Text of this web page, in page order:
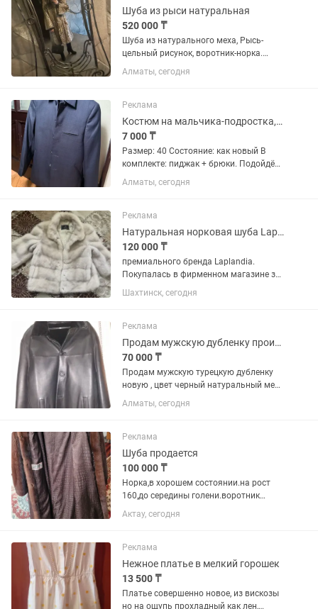
Шуба из рыси натуральная
520 000 ₸
Шуба из натурального меха, Рысь-
цельный рисунок, воротник-норка.
После химчистки. Очень легкая и очень
теплая. Состояние хорошее. Рукав 3/4.
Алматы, сегодня
Реклама
Костюм на мальчика-подростка, тёмной синий (Бренд Modus Vivendi)
7 000 ₸
Размер: 40 Состояние: как новый В
комплекте: пиджак + брюки. Подойдёт
в школу. Тёмно-синий, необычный крой
— воротник без лацканов, пять пуговиц
Нестандартный...
Алматы, сегодня
Реклама
Натуральная норковая шуба Laplandia (оригинал, поперечка)
120 000 ₸
премиального бренда Laplandia.
Покупалась в фирменном магазине за
$1500–1700, качество меха
великолепное - мех густой, плотный, не
носилась несколько сезонов....
Шахтинск, сегодня
Реклама
Продам мужскую дубленку производство Турция
70 000 ₸
Продам мужскую турецкую дубленку
новую , цвет черный натуральный мех
внутри с наружи кожанная , кожа
натуральная размер 48-50 воротник
Алматы, сегодня
Реклама
Шуба продается
100 000 ₸
Норка,в хорошем состоянии.на рост
160,до середины голени.воротник
стойка.
Актау, сегодня
Реклама
Нежное платье в мелкий горошек
13 500 ₸
Платье совершенно новое, из вискозы
но на ощупь прохладный как лен,